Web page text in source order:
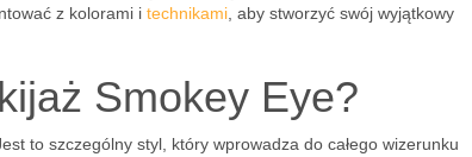
z kolorami i technikami , aby stworzyć swój wyjątkowy
Smokey Eye?
to szczególny styl, który wprowadza do całego wizerunku